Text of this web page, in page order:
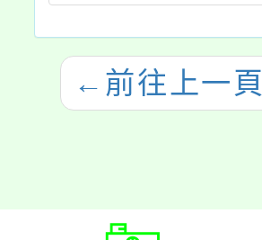
← 前往上一頁